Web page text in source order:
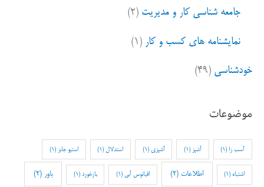
جامعه شناسی کار و مدیریت (۲)
نمایشنامه های کسب و کار (۱)
خودشناسی (۴۹)
موضوعات
آسب زا (1) آشپز (1) آشپزی (1) استدلال (1) استیو جابز (1)
اشتباه (1) اطلاعات (2) اقیانوس آبی (1) بازخورد (1) باور (2)